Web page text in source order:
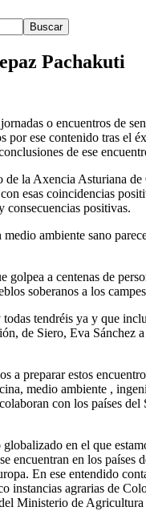
Pachakuti
o encuentros de
por ese contenido tras el
de ese
la Axencia Asturiana
esas coincidencias
consecuencias positivas.
ambiente sano
golpea a centenas de
soberanos a los
tendréis ya y que
de Siero, Eva Sánchez
a preparar estos
medio ambiente ,
con los países
en el que
encuentran en los
En ese entendido
instancias agrarias de
Ministerio de